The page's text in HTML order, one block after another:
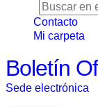
Contacto
Mi carpeta
Boletín
Sede electrónica